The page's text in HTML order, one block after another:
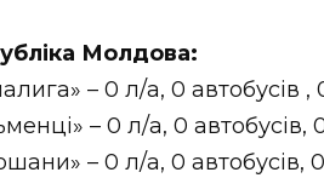
Молдова:
– 0 л/а, 0 автобусів ,
– 0 л/а, 0 автобусів,
– 0 л/а, 0 автобусів,